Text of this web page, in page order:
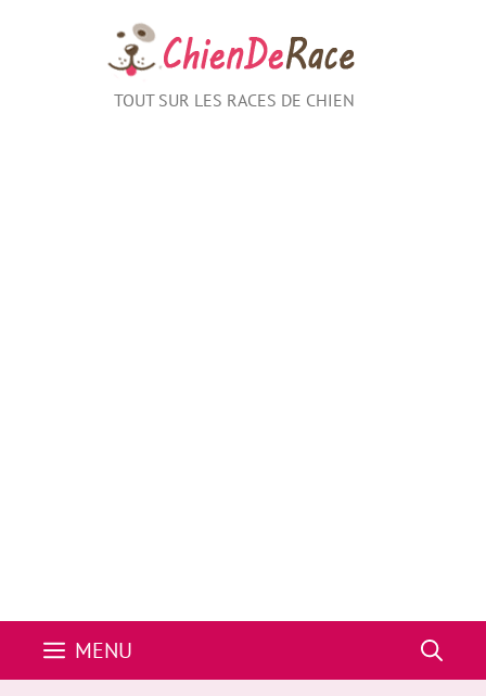
TOUT SUR LES RACES DE CHIEN
MENU